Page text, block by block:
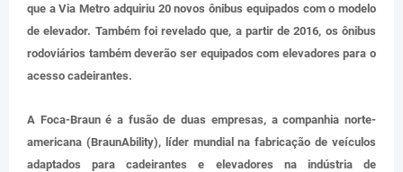
que a Via Metro adquiriu 20 novos ônibus equipados com o modelo
de elevador. Também foi revelado que, a partir de 2016, os ônibus
rodoviários também deverão ser equipados com elevadores para o
acesso cadeirantes.
A Foca-Braun é a fusão de duas empresas, a companhia norte-
americana (BraunAbility), líder mundial na fabricação de veículos
adaptados para cadeirantes e elevadores na indústria de